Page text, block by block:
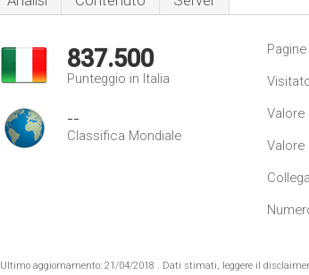
837.500
Punteggio in Italia
--
Classifica Mondiale
Valore
Valore
Ultimo aggiornamento: 21/04/2018 . Dati stimati, leggere il